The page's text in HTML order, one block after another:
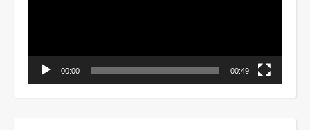
00:00 00:49